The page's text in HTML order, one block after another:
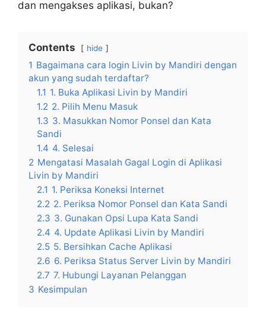
dan mengakses aplikasi, bukan?
Contents hide
1 Bagaimana cara login Livin by Mandiri dengan
akun yang sudah terdaftar?
1.1 1. Buka Aplikasi Livin by Mandiri
1.2 2. Pilih Menu Masuk
1.3 3. Masukkan Nomor Ponsel dan Kata
Sandi
1.4 4. Selesai
2 Mengatasi Masalah Gagal Login di Aplikasi
Livin by Mandiri
2.1 1. Periksa Koneksi Internet
2.2 2. Periksa Nomor Ponsel dan Kata Sandi
2.3 3. Gunakan Opsi Lupa Kata Sandi
2.4 4. Update Aplikasi Livin by Mandiri
2.5 5. Bersihkan Cache Aplikasi
2.6 6. Periksa Status Server Livin by Mandiri
2.7 7. Hubungi Layanan Pelanggan
3 Kesimpulan